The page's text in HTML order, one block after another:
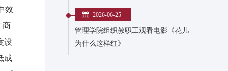
效
商
设
成
2026-06-25
管理学院组织教职工观看电影《花儿
为什么这样红》